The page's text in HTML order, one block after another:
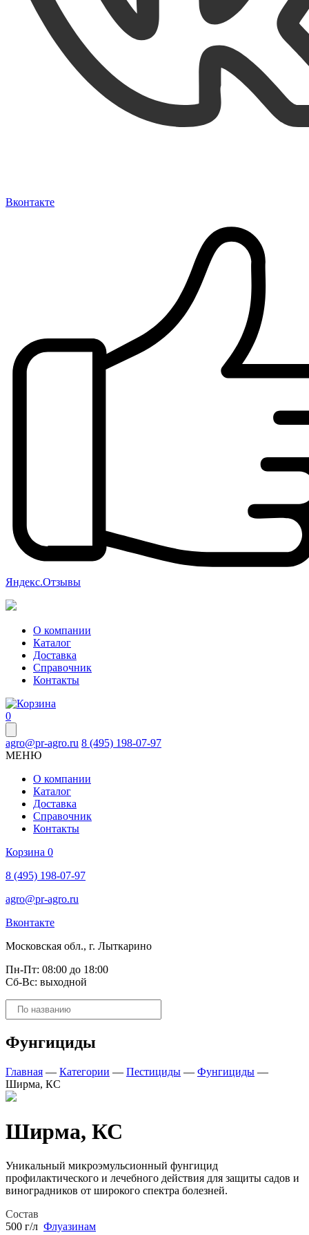
Вконтакте
Яндекс.Отзывы
О компании
Каталог
Доставка
Справочник
Контакты
0
agro@pr-agro.ru 8 (495) 198-07-97
МЕНЮ
О компании
Каталог
Доставка
Справочник
Контакты
Корзина 0
8 (495) 198-07-97
agro@pr-agro.ru
Вконтакте
Московская обл., г. Лыткарино
Пн-Пт: 08:00 до 18:00
Сб-Вс: выходной
Поиск
товаров
Фунгициды
Главная — Категории — Пестициды — Фунгициды —
Ширма, КС
Ширма, КС
Уникальный микроэмульсионный фунгицид
профилактического и лечебного действия для защиты садов и
виноградников от широкого спектра болезней.
Состав
500 г/л Флуазинам